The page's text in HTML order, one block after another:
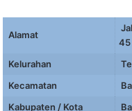
Alamat
45
Kelurahan
Kecamatan
Kabupaten / Kota